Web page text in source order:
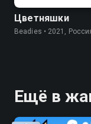
Цветняшки
Beadies • 2021,
Ещё в